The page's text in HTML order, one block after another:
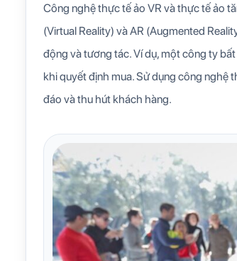
Công nghệ thực tế ảo VR và thực tế ảo
(Virtual Reality) và AR (Augmented
động và tương tác. Ví dụ, một công ty
khi quyết định mua. Sử dụng công nghệ
đáo và thu hút khách hàng.